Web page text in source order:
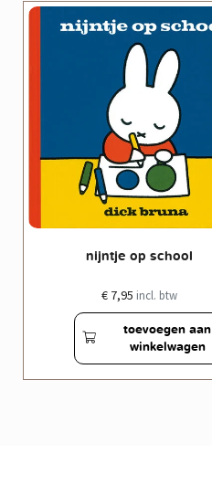
nijntje op school
€ 7,95 incl. btw
toevoegen aan
winkelwagen